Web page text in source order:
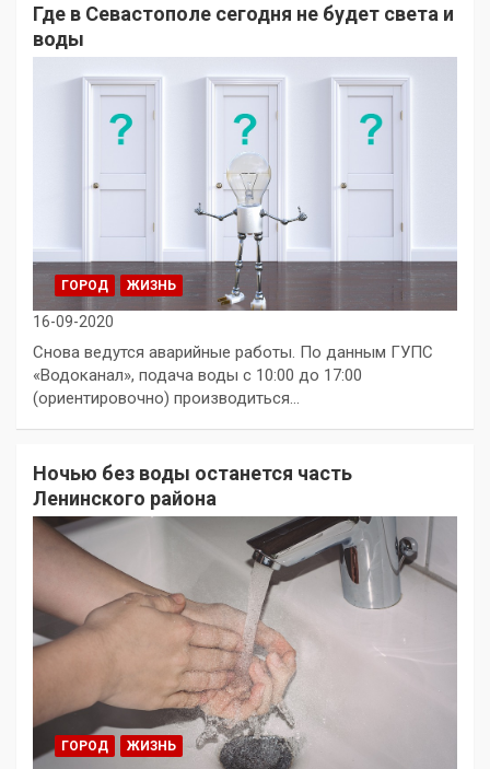
Где в Севастополе сегодня не будет света и
воды
ГОРОД ЖИЗНЬ
16-09-2020
Снова ведутся аварийные работы. По данным ГУПС
«Водоканал», подача воды с 10:00 до 17:00
(ориентировочно) производиться…
Ночью без воды останется часть
Ленинского района
ГОРОД ЖИЗНЬ